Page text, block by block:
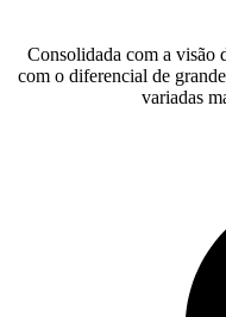
Consolidada com a visão
com o diferencial de
variadas